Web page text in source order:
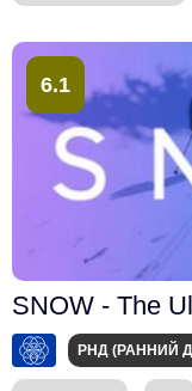
6.1
SNOW - The
РНД (РАННИЙ